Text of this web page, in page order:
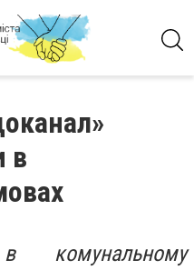
в
комунальному